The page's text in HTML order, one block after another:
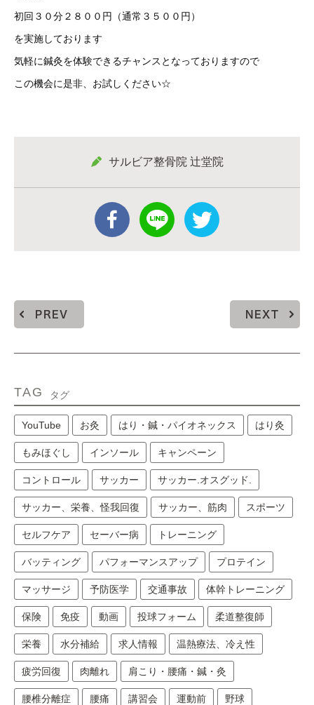
初回３０分２８００円（通常３５００円）
を実施しております
気軽に鍼灸を体験できるチャンスとなっておりますので
この機会に是非、お試しください☆
サルビア整骨院 辻堂院
PREV NEXT
TAG タグ
YouTube お灸 はり・鍼・パイオネックス はり灸
もみほぐし インソール キャンペーン
コントロール サッカー サッカー.オスグッド.
サッカー、栄養、怪我回復 サッカー、筋肉 スポーツ
セルフケア セーバー病 トレーニング
バッティング パフォーマンスアップ プロテイン
マッサージ 予防医学 交通事故 体幹トレーニング
保険 免疫 動画 投球フォーム 柔道整復師
栄養 水分補給 求人情報 温熱療法、冷え性
疲労回復 肉離れ 肩こり・腰痛・鍼・灸
腰椎分離症 腰痛 講習会 運動前 野球